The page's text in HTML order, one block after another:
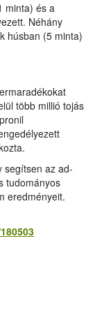
minta) és a
Néhány
húsban (5 minta)
több millió tojás
segítsen az ad-
tudományos
eredményeit.